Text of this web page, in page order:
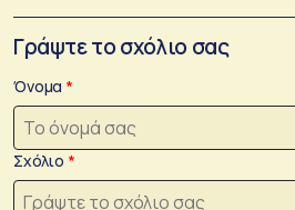
Γράψτε το σχόλιο σας
Όνομα
Σχόλιο